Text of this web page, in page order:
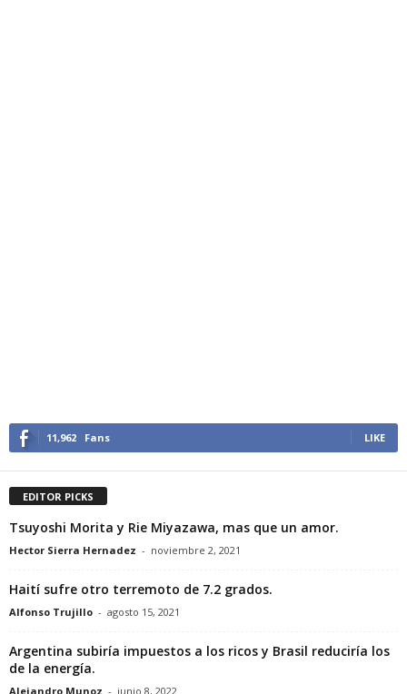
11,962 Fans LIKE
EDITOR PICKS
Tsuyoshi Morita y Rie Miyazawa, mas que un amor.
Hector Sierra Hernadez - noviembre 2, 2021
Haití sufre otro terremoto de 7.2 grados.
Alfonso Trujillo - agosto 15, 2021
Argentina subiría impuestos a los ricos y Brasil reduciría los
de la energía.
Alejandro Munoz - junio 8, 2022